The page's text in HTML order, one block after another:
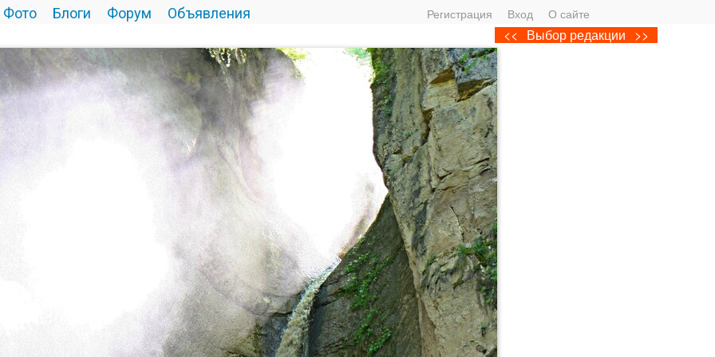
Фото Блоги Форум Объявления Регистрация Вход О сайте
<< Выбор редакции >>